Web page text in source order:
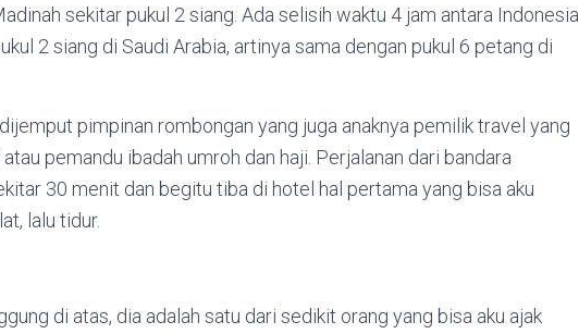
sekitar pukul 2 siang. Ada selisih waktu 4 jam antara Indonesia
2 siang di Saudi Arabia, artinya sama dengan pukul 6 petang di
pimpinan rombongan yang juga anaknya pemilik travel yang
pemandu ibadah umroh dan haji. Perjalanan dari bandara
30 menit dan begitu tiba di hotel hal pertama yang bisa aku
lalu tidur.
di atas, dia adalah satu dari sedikit orang yang bisa aku ajak